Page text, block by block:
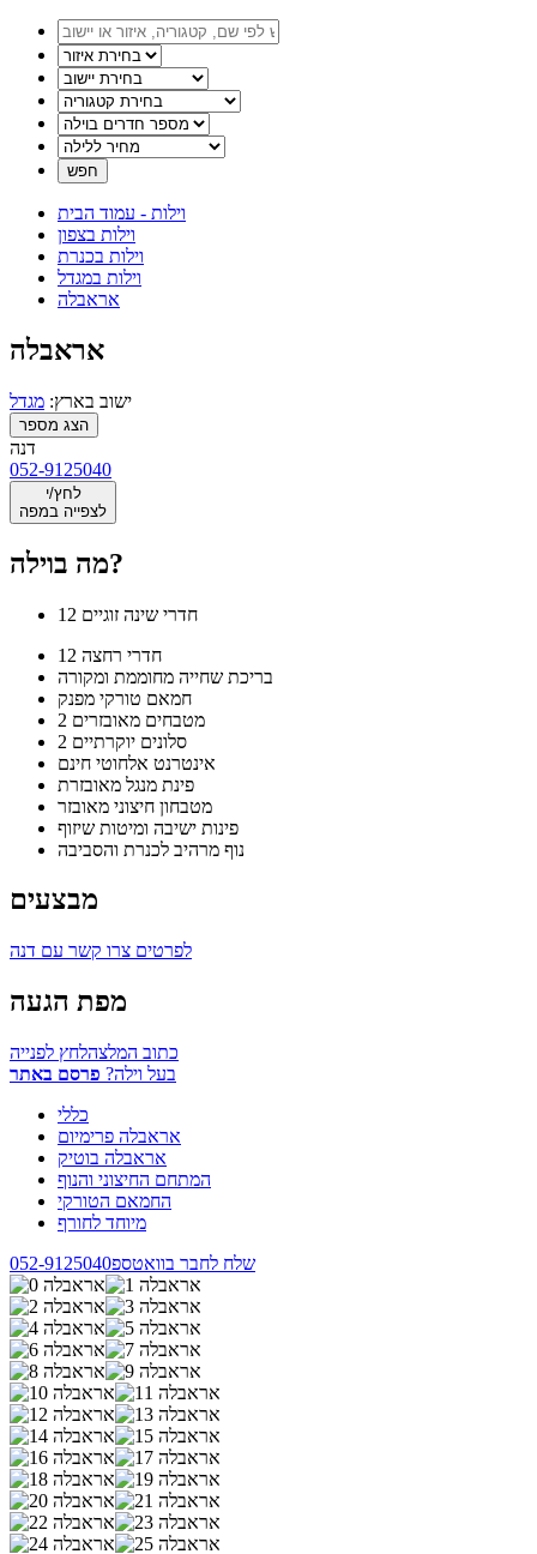
וילות - עמוד הבית
וילות בצפון
וילות בכנרת
וילות במגדל
אראבלה
אראבלה
ישוב בארץ: מגדל
הצג מספר
דנה
052-9125040
לחץ/י
לצפייה במפה
מה בוילה?
12 חדרי שינה זוגיים
12 חדרי רחצה
בריכת שחייה מחוממת ומקורה
חמאם טורקי מפנק
2 מטבחים מאובזרים
2 סלונים יוקרתיים
אינטרנט אלחוטי חינם
פינת מנגל מאובזרת
מטבחון חיצוני מאובזר
פינות ישיבה ומיטות שיזוף
נוף מרהיב לכנרת והסביבה
מבצעים
לפרטים צרו קשר עם דנה
מפת הגעה
כתוב המלצהלחץ לפנייה
בעל וילה? פרסם באתר
כללי
אראבלה פרימיום
אראבלה בוטיק
המתחם החיצוני והנוף
החמאם הטורקי
מיוחד לחורף
052-9125040שלח לחבר בוואטספ